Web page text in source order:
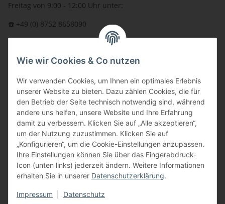
Freitag von 9:00 - 12:00 Uhr unter:
☎️ +49 (0) 8752 8658090
oder über unserKontaktformular
BFT - Autorisierter Fachhändler
Wie wir Cookies & Co nutzen
Wir verwenden Cookies, um Ihnen ein optimales Erlebnis
unserer Website zu bieten. Dazu zählen Cookies, die für
den Betrieb der Seite technisch notwendig sind, während
andere uns helfen, unsere Website und Ihre Erfahrung
damit zu verbessern. Klicken Sie auf „Alle akzeptieren“,
um der Nutzung zuzustimmen. Klicken Sie auf
„Konfigurieren“, um die Cookie-Einstellungen anzupassen.
Ihre Einstellungen können Sie über das Fingerabdruck-
Icon (unten links) jederzeit ändern. Weitere Informationen
erhalten Sie in unserer Datenschutzerklärung.
Impressum Datenschutz